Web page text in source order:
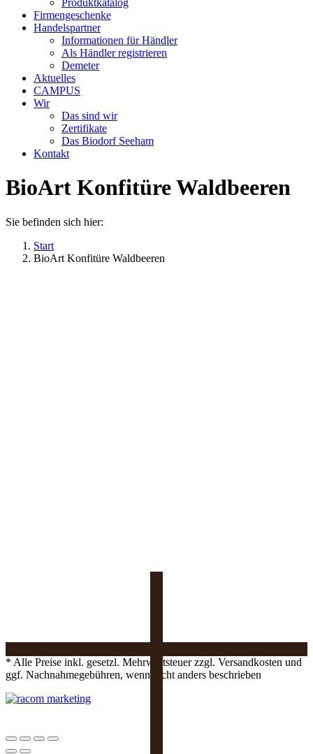
Produktkatalog
Firmengeschenke
Handelspartner
Informationen für Händler
Als Händler registrieren
Demeter
Aktuelles
CAMPUS
Wir
Das sind wir
Zertifikate
Das Biodorf Seeham
Kontakt
BioArt Konfitüre Waldbeeren
Sie befinden sich hier:
Start
BioArt Konfitüre Waldbeeren
* Alle Preise inkl. gesetzl. Mehrwertsteuer zzgl. Versandkosten und
ggf. Nachnahmegebühren, wenn nicht anders beschrieben